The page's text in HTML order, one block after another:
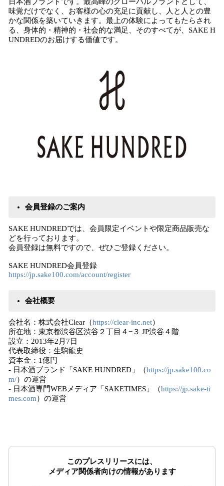
味覚だけでなく、お客様の心の充足に貢献し、人と人との豊
かな関係を築いていきます。最上の体験によってもたらされ
る、身体的・精神的・社会的な満足、そのすべてが、SAKE H
UNDREDのお届けする価値です。
会員登録のご案内
SAKE HUNDREDでは、会員限定イベントや限定商品販売な
どを行っております。
会員登録は無料ですので、ぜひご登録ください。
SAKE HUNDRED会員登録
https://jp.sake100.com/account/register
会社概要
会社名：株式会社Clear（https://clear-inc.net）
所在地：東京都渋谷区渋谷２丁目４−３ JP渋谷４階
設立：2013年2月7日
代表取締役：生駒龍史
資本金：1億円
- 日本酒ブランド「SAKE HUNDRED」（https://jp.sake100.co
m/）の運営
- 日本酒専門WEBメディア「SAKETIMES」（https://jp.sake-ti
mes.com）の運営
このプレスリリースには、
メディア関係者向けの情報があります